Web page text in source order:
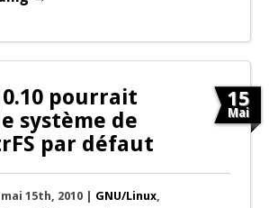
pourrait
système de
par défaut
mai 15th, 2010 | GNU/Linux,
15
Mai